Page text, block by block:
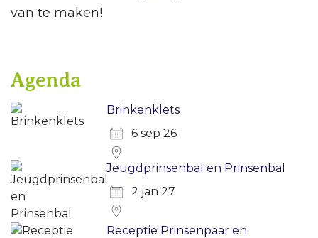
van te maken!
Agenda
Brinkenklets
6 sep 26
Jeugdprinsenbal en Prinsenbal
2 jan 27
Receptie Prinsenpaar en